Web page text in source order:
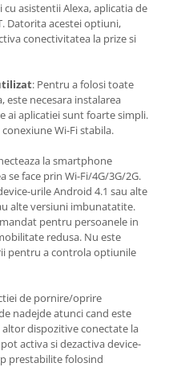
asistentii Alexa, aplicatia de
Datorita acestei optiuni,
conectivitatea la prize si
: Pentru a folosi toate
necesara instalarea
ai aplicatiei sunt foarte simpli.
Wi-Fi stabila.
la smartphone
face prin Wi-Fi/4G/3G/2G.
urile Android 4.1 sau alte
alte versiuni imbunatatite.
pentru persoanele in
redusa. Nu este
pentru a controla optiunile
de pornire/oprire
nadejde atunci cand este
dispozitive conectate la
activa si dezactiva device-
prestabilite folosind